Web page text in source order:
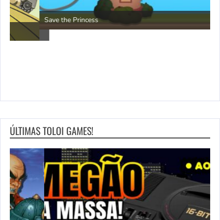
Save the Princess
ÚLTIMAS TOLOI GAMES!